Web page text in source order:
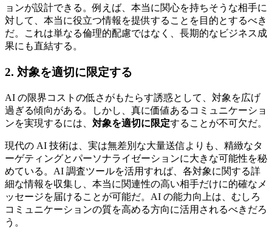
ョンが設計できる。例えば、本当に関心を持ちそうな相手に
対して、本当に役立つ情報を提供することを目的とするべき
だ。これは単なる倫理的配慮ではなく、長期的なビジネス成
果にも直結する。
2. 対象を適切に限定する
AI の限界コストの低さがもたらす誘惑として、対象を広げ
過ぎる傾向がある。しかし、真に価値あるコミュニケーショ
ンを実現するには、 対象を適切に限定することが不可欠だ。
現代の AI 技術は、実は無差別な大量送信よりも、精緻なタ
ーゲティングとパーソナライゼーションに大きな可能性を秘
めている。AI 調査ツールを活用すれば、各対象に関する詳
細な情報を収集し、本当に関連性の高い相手だけに的確なメ
ッセージを届けることが可能だ。AI の能力向上は、むしろ
コミュニケーションの質を高める方向に活用されるべきだろ
う。